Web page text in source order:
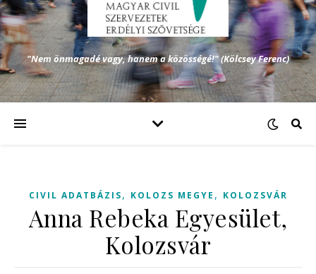
"Nem önmagadé vagy, hanem a közösségé!" (Kölcsey Ferenc)
CIVIL ADATBÁZIS, KOLOZS MEGYE , KOLOZSVÁR
Anna Rebeka Egyesület,
Kolozsvár